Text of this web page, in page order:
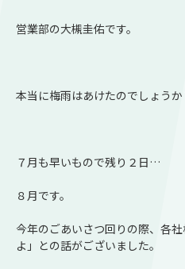
営業部の大槻圭佑です。
本当に梅雨はあけたのでしょうか
７月も早いもので残り２日…
８月です。
今年のごあいさつ回りの際、各
よ」との話がございました。